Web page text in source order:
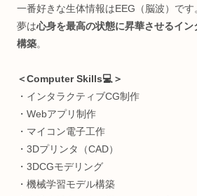
＜経歴🧩＞
超お堅い中高一貫(岡山白陵)→メ
金勿体なくて中退→GIFTED教育→
＆日本旅→放送大学→国際ヨガ資
京都ビジコン副賞→Webサービス
カルスタッフ)→Python独学支援コ
究員＆企業でクリエイティブテク
٩(๑❛ᴗ❛๑)🎵